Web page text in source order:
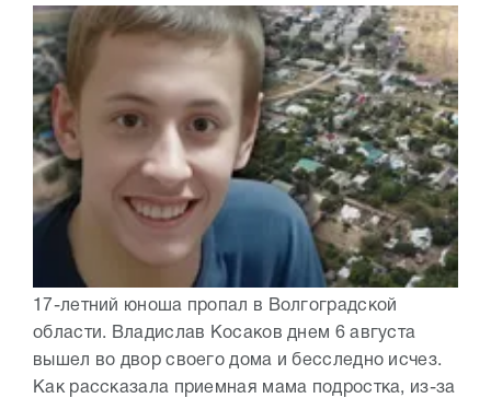
17-летний юноша пропал в Волгоградской
области. Владислав Косаков днем 6 августа
вышел во двор своего дома и бесследно исчез.
Как рассказала приемная мама подростка, из-за